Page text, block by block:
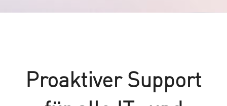
Proaktiver Support